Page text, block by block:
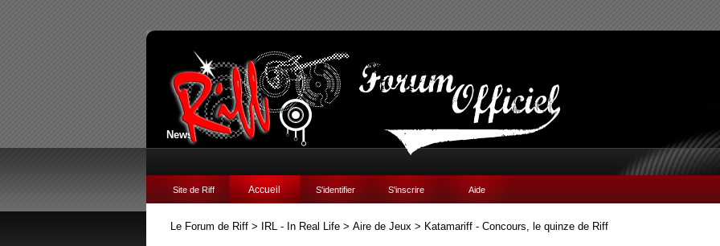
News:
Site de Riff Accueil S'identifier S'inscrire Aide
Le Forum de Riff > IRL - In Real Life > Aire de Jeux > Katamariff - Concours, le quinze de Riff